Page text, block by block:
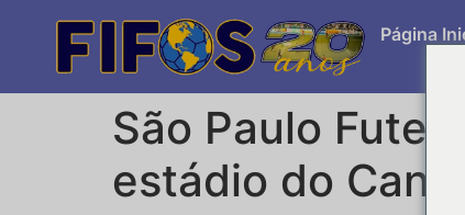
Página
São Paulo
estádio do